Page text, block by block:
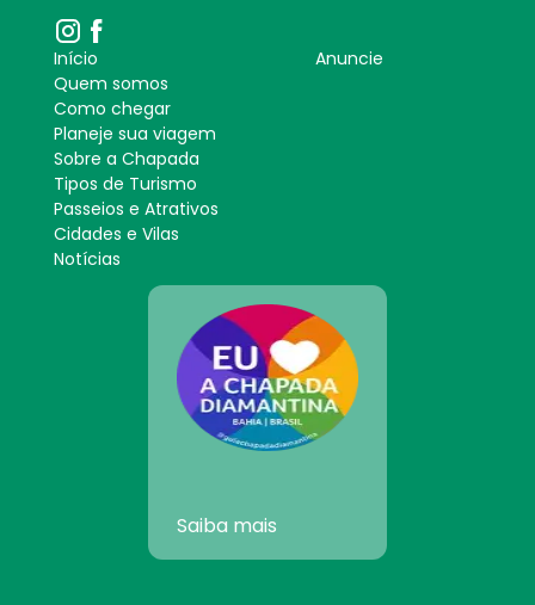
Início
Quem somos
Como chegar
Planeje sua viagem
Sobre a Chapada
Tipos de Turismo
Passeios e Atrativos
Cidades e Vilas
Notícias
Anuncie
Saiba mais